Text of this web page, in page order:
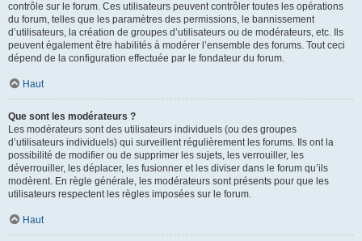
contrôle sur le forum. Ces utilisateurs peuvent contrôler toutes les opérations
du forum, telles que les paramètres des permissions, le bannissement
d’utilisateurs, la création de groupes d’utilisateurs ou de modérateurs, etc. Ils
peuvent également être habilités à modérer l’ensemble des forums. Tout ceci
dépend de la configuration effectuée par le fondateur du forum.
Haut
Que sont les modérateurs ?
Les modérateurs sont des utilisateurs individuels (ou des groupes
d’utilisateurs individuels) qui surveillent régulièrement les forums. Ils ont la
possibilité de modifier ou de supprimer les sujets, les verrouiller, les
déverrouiller, les déplacer, les fusionner et les diviser dans le forum qu’ils
modèrent. En règle générale, les modérateurs sont présents pour que les
utilisateurs respectent les règles imposées sur le forum.
Haut